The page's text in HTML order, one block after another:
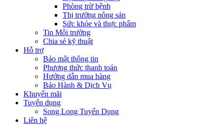
Phòng trừ bệnh
Thị trường nông sản
Sức khỏe và thực phẩm
Tin Môi trường
Chia sẻ kỹ thuật
Hỗ trợ
Bảo mật thông tin
Phương thức thanh toán
Hướng dẫn mua hàng
Bảo Hành & Dịch Vụ
Khuyến mãi
Tuyển dụng
Song Long Tuyển Dụng
Liên hệ